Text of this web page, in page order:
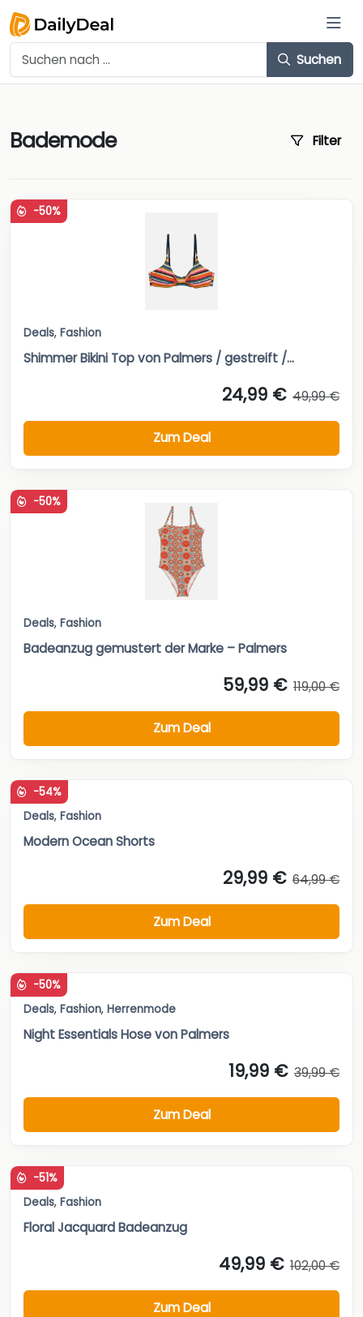
Suchen
Bademode Filter
-50%
Deals, Fashion
Shimmer Bikini Top von Palmers / gestreift /...
24,99 € 49,99 €
Zum Deal
-50%
Deals, Fashion
Badeanzug gemustert der Marke – Palmers
59,99 € 119,00 €
Zum Deal
-54%
Deals, Fashion
Modern Ocean Shorts
29,99 € 64,99 €
Zum Deal
-50%
Deals, Fashion, Herrenmode
Night Essentials Hose von Palmers
19,99 € 39,99 €
Zum Deal
-51%
Deals, Fashion
Floral Jacquard Badeanzug
49,99 € 102,00 €
Zum Deal